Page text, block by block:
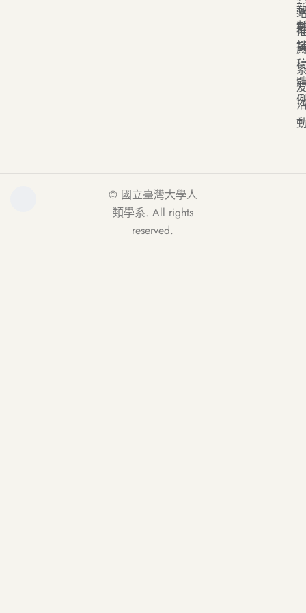
© 國立臺灣大學人
類學系. All rights
reserved.